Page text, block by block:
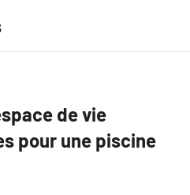
de vie
pour une piscine